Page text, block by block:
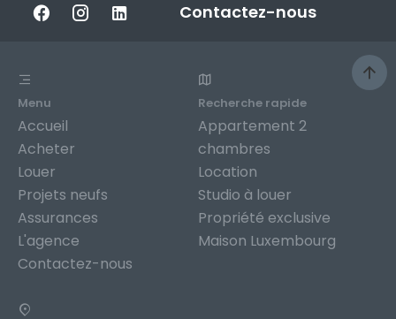
Contactez-nous
Menu
Accueil
Acheter
Louer
Projets neufs
Assurances
L'agence
Contactez-nous
Recherche rapide
Appartement 2
chambres
Location
Studio à louer
Propriété exclusive
Maison Luxembourg